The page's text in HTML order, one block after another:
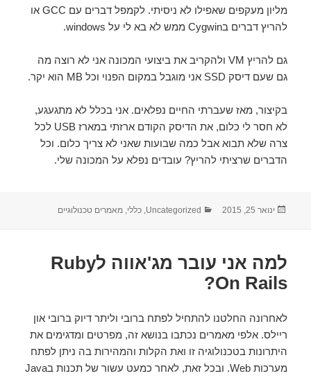
מליון מעקפים שאפילו לא ניסיתי. לקמפל דברים עם GCC או
להריץ דברים בCygwin ממש לא בא לי על windows.
גם להריץ VM ולהקריב את ביצועי המכונה אני לא רוצה מה
גם שעם דיסק SSD אני מוגבל במקום הפנוי וכל MB הוא יקר.
בקיצור, מאז שעברתי החיים נפלאים. אני בכלל לא מתגעגע,
לא חסר לי כלום, את הדיסק הקודם ארזתי במארז USB לכל
צרה שלא תבוא אבל כמה שבועות שאני לא צריך כלום. וכל
הדברים שרציתי להריץ? עובדים נפלא על המכונה שלי.
פורסם
ינואר 25, 2015 קטגוריות
Uncategorized
,כללי,מאמרים טכנולוגיים
למה אני עובר מג'אווה לRuby
On Rails?
לאחרונה החלטנו להתחיל לפתח ברובי וליתר דיוק ברובי און
ריילס. אלפי מאמרים נכתבו בנושא זה, מפרטים ומדגימים את
היתרונות בטכנולוגיה זו ואת הקלות והמהירות בה ניתן לפתח
מערכות Web. ובכל זאת, לאחר כמעט עשור של תכנות בJava